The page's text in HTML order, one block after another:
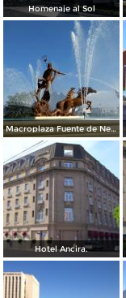
Homenaje al Sol
Macroplaza Fuente de Neptuno
Hotel Ancira.